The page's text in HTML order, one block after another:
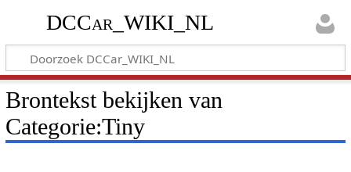
DCCar_WIKI_NL
Brontekst bekijken van
Categorie:Tiny